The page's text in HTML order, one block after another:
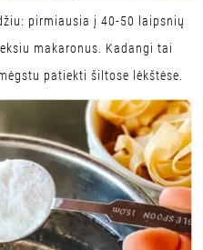
pirmiausia į 40-50 laipsnių
makaronus. Kadangi tai
patiekti šiltose lėkštėse.